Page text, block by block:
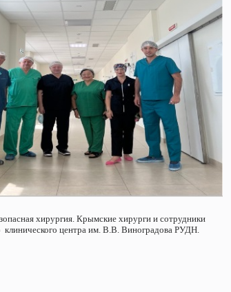
хирургия. Крымские хирурги и сотрудники
клинического центра им. В.В. Виноградова РУДН.